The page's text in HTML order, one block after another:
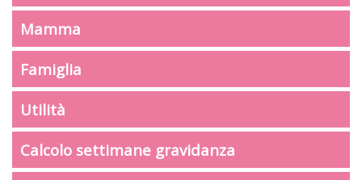
Mamma
Famiglia
Utilità
Calcolo settimane gravidanza